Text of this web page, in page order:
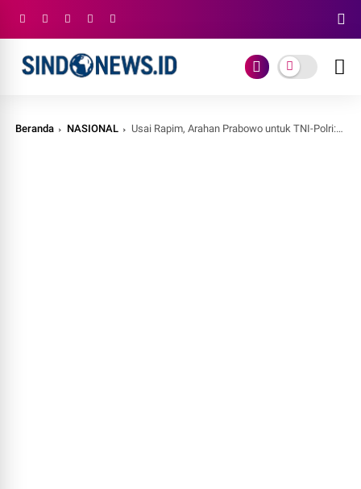
Beranda NASIONAL Usai Rapim, Arahan Prabowo untuk TNI-Polri: Jaga Kepercayaan Rakyat